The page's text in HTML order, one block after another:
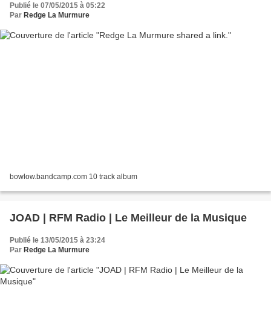
Publié le 07/05/2015 à 05:22
Par Redge La Murmure
bowlow.bandcamp.com 10 track album
JOAD | RFM Radio | Le Meilleur de la Musique
Publié le 13/05/2015 à 23:24
Par Redge La Murmure